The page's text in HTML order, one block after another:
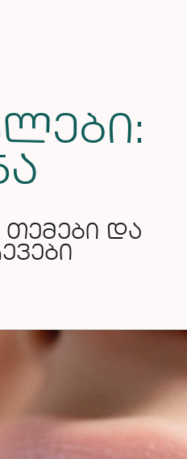
ᲗᲔᲛᲔᲑᲘ ᲓᲐ